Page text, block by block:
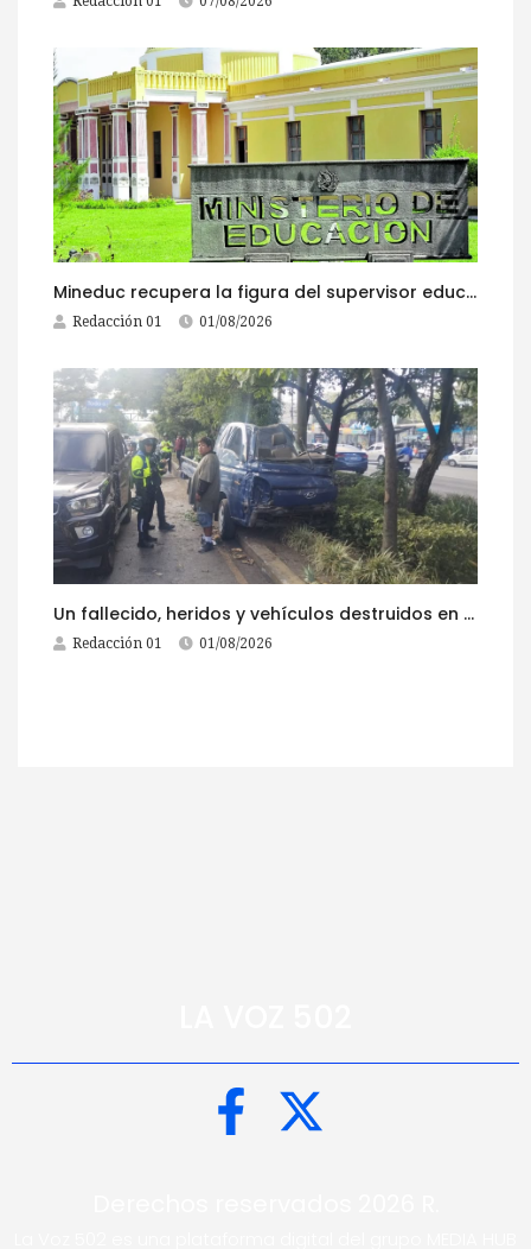
Mineduc recupera la figura del supervisor educativo con 968 plazas
Redacción 01 01/08/2026
Un fallecido, heridos y vehículos destruidos en accidentes registrados este 1 de agosto
Redacción 01 01/08/2026